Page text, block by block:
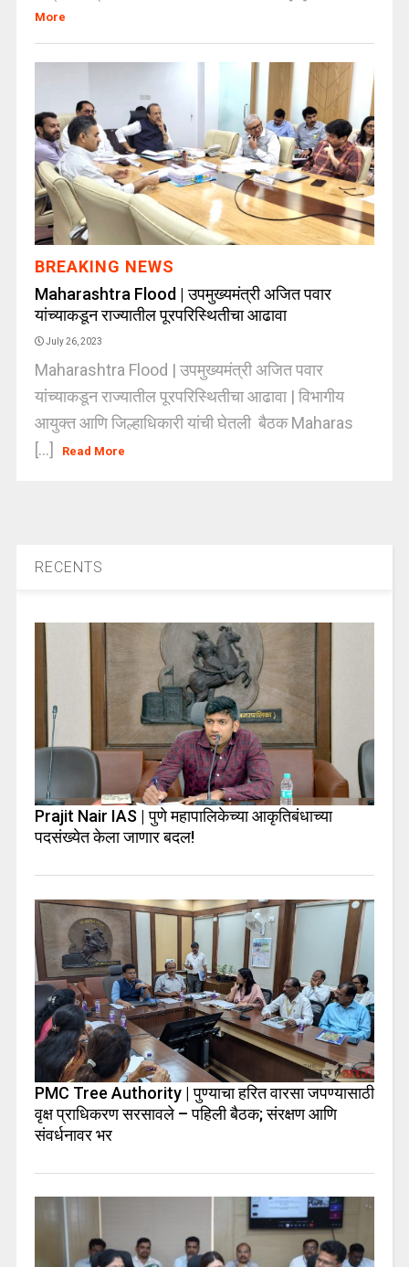
More
BREAKING NEWS
Maharashtra Flood | उपमुख्यमंत्री अजित पवार
यांच्याकडून राज्यातील पूरपरिस्थितीचा आढावा
July 26, 2023
Maharashtra Flood | उपमुख्यमंत्री अजित पवार
यांच्याकडून राज्यातील पूरपरिस्थितीचा आढावा | विभागीय
आयुक्त आणि जिल्हाधिकारी यांची घेतली बैठक Maharas
[...]
Read More
RECENTS
Prajit Nair IAS | पुणे महापालिकेच्या आकृतिबंधाच्या
पदसंख्येत केला जाणार बदल!
PMC Tree Authority | पुण्याचा हरित वारसा जपण्यासाठी
वृक्ष प्राधिकरण सरसावले – पहिली बैठक; संरक्षण आणि
संवर्धनावर भर